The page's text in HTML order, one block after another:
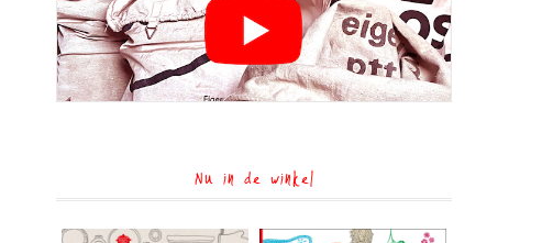
Nu in de winkel